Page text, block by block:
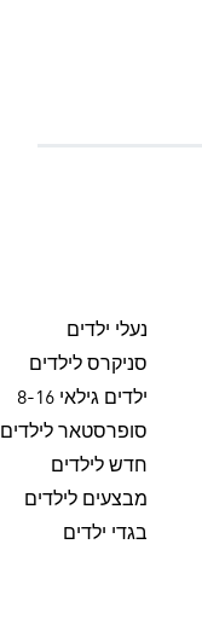
נעלי ילדים
סניקרס לילדים
ילדים גילאי 8-16
סופרסטאר לילדים
חדש לילדים
מבצעים לילדים
בגדי ילדים